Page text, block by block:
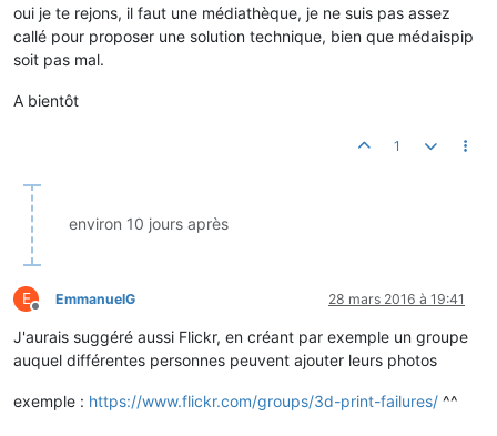
oui je te rejons, il faut une médiathèque, je ne suis pas assez
callé pour proposer une solution technique, bien que médaispip
soit pas mal.
A bientôt
1
environ 10 jours après
E
Hors-ligne
EmmanuelG 28 mars 2016 à 19:41
J'aurais suggéré aussi Flickr, en créant par exemple un groupe
auquel différentes personnes peuvent ajouter leurs photos
exemple : https://www.flickr.com/groups/3d-print-failures/ ^^